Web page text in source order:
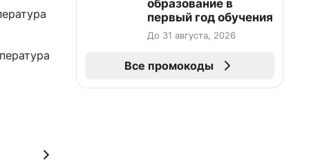
образование в
первый год обучения
До 31 августа, 2026
Все промокоды